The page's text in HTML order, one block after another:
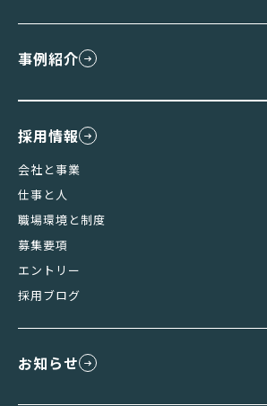
事例紹介
採用情報
会社と事業
仕事と人
職場環境と制度
募集要項
エントリー
採用ブログ
お知らせ